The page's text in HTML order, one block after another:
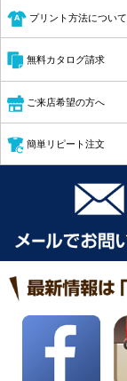
プリント方法について
無料カタログ請求
ご来店希望の方へ
簡単リピート注文